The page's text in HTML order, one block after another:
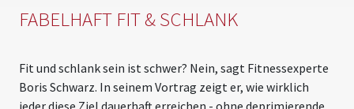
FABELHAFT FIT & SCHLANK
Fit und schlank sein ist schwer? Nein, sagt Fitnessexperte
Boris Schwarz. In seinem Vortrag zeigt er, wie wirklich
jeder diese Ziel dauerhaft erreichen - ohne deprimierende